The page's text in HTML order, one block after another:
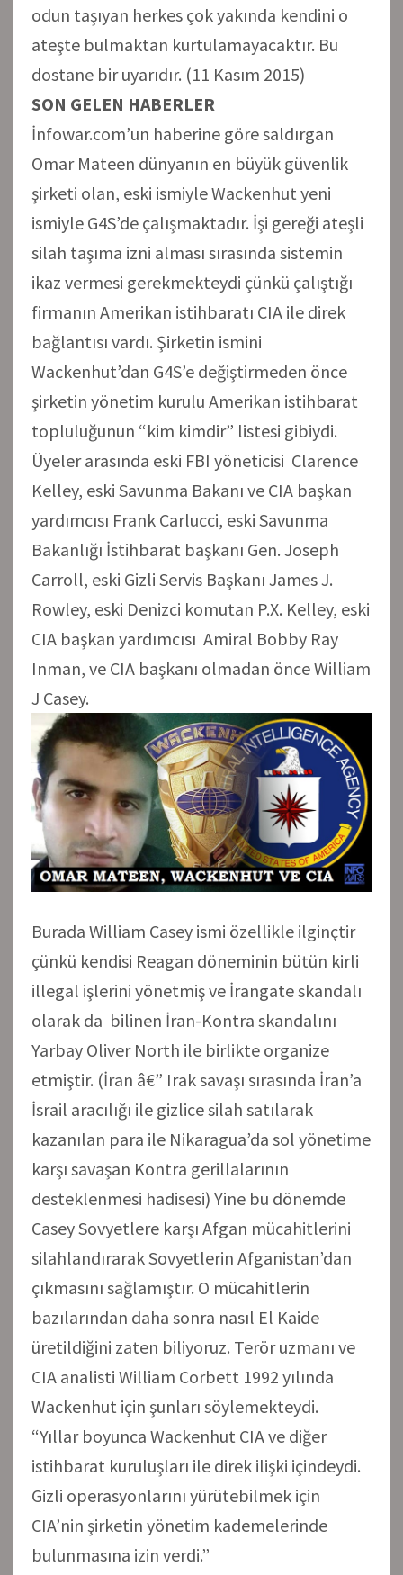
odun taşıyan herkes çok yakında kendini o
ateşte bulmaktan kurtulamayacaktır. Bu
dostane bir uyarıdır. (11 Kasım 2015)
SON GELEN HABERLER
İnfowar.com’un haberine göre saldırgan
Omar Mateen dünyanın en büyük güvenlik
şirketi olan, eski ismiyle Wackenhut yeni
ismiyle G4S’de çalışmaktadır. İşi gereği ateşli
silah taşıma izni alması sırasında sistemin
ikaz vermesi gerekmekteydi çünkü çalıştığı
firmanın Amerikan istihbaratı CIA ile direk
bağlantısı vardı. Şirketin ismini
Wackenhut’dan G4S’e değiştirmeden önce
şirketin yönetim kurulu Amerikan istihbarat
topluluğunun “kim kimdir” listesi gibiydi.
Üyeler arasında eski FBI yöneticisi Clarence
Kelley, eski Savunma Bakanı ve CIA başkan
yardımcısı Frank Carlucci, eski Savunma
Bakanlığı İstihbarat başkanı Gen. Joseph
Carroll, eski Gizli Servis Başkanı James J.
Rowley, eski Denizci komutan P.X. Kelley, eski
CIA başkan yardımcısı Amiral Bobby Ray
Inman, ve CIA başkanı olmadan önce William
J Casey.
Burada William Casey ismi özellikle ilginçtir
çünkü kendisi Reagan döneminin bütün kirli
illegal işlerini yönetmiş ve İrangate skandalı
olarak da bilinen İran-Kontra skandalını
Yarbay Oliver North ile birlikte organize
etmiştir. (İran â€” Irak savaşı sırasında İran’a
İsrail aracılığı ile gizlice silah satılarak
kazanılan para ile Nikaragua’da sol yönetime
karşı savaşan Kontra gerillalarının
desteklenmesi hadisesi) Yine bu dönemde
Casey Sovyetlere karşı Afgan mücahitlerini
silahlandırarak Sovyetlerin Afganistan’dan
çıkmasını sağlamıştır. O mücahitlerin
bazılarından daha sonra nasıl El Kaide
üretildiğini zaten biliyoruz. Terör uzmanı ve
CIA analisti William Corbett 1992 yılında
Wackenhut için şunları söylemekteydi.
“Yıllar boyunca Wackenhut CIA ve diğer
istihbarat kuruluşları ile direk ilişki içindeydi.
Gizli operasyonlarını yürütebilmek için
CIA’nin şirketin yönetim kademelerinde
bulunmasına izin verdi.”